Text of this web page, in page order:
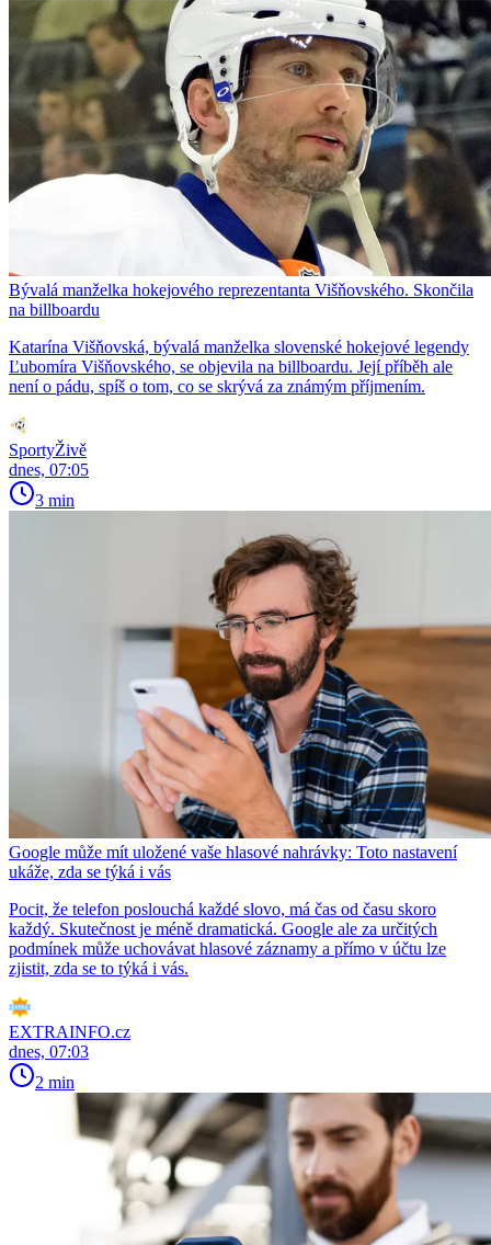
Bývalá manželka hokejového reprezentanta Višňovského. Skončila
na billboardu
Katarína Višňovská, bývalá manželka slovenské hokejové legendy
Ľubomíra Višňovského, se objevila na billboardu. Její příběh ale
není o pádu, spíš o tom, co se skrývá za známým příjmením.
SportyŽivě
dnes, 07:05
3 min
Google může mít uložené vaše hlasové nahrávky: Toto nastavení
ukáže, zda se týká i vás
Pocit, že telefon poslouchá každé slovo, má čas od času skoro
každý. Skutečnost je méně dramatická. Google ale za určitých
podmínek může uchovávat hlasové záznamy a přímo v účtu lze
zjistit, zda se to týká i vás.
EXTRAINFO.cz
dnes, 07:03
2 min